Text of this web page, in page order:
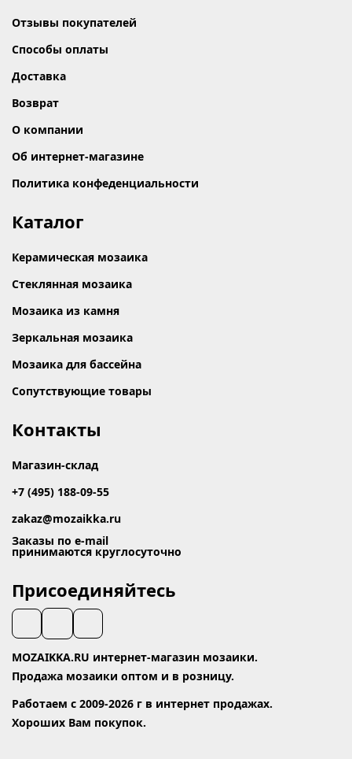
Отзывы покупателей
Способы оплаты
Доставка
Возврат
О компании
Об интернет-магазине
Политика конфеденциальности
Каталог
Керамическая мозаика
Стеклянная мозаика
Мозаика из камня
Зеркальная мозаика
Мозаика для бассейна
Сопутствующие товары
Контакты
Магазин-склад
+7 (495) 188-09-55
zakaz@mozaikka.ru
Заказы по e-mail
принимаются круглосуточно
Присоединяйтесь
MOZAIKKA.RU интернет-магазин мозаики.
Продажа мозаики оптом и в розницу.
Работаем с 2009-2026 г в интернет продажах.
Хороших Вам покупок.